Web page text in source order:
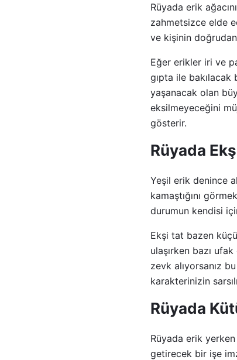
Rüyada erik
zahmetsizce elde
ve kişinin
Eğer erikler iri ve
gıpta ile
yaşanacak olan
eksilmeyeceğini
gösterir.
Rüyada
Yeşil erik denince
kamaştığını
durumun kendisi
Ekşi tat bazen
ulaşırken bazı
zevk alıyorsanız
karakterinizin
Rüyada
Rüyada erik
getirecek bir işe